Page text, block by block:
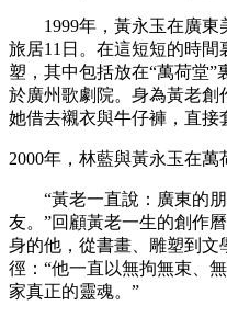
1999年，黃永玉在廣東
旅居11日。在這短短的時
塑，其中包括放在“萬荷堂
於廣州歌劇院。身為黃老創
她借去襯衣與牛仔褲，直接
2000年，林藍與黃永玉在萬
“黃老一直說：廣東的朋
友。”回顧黃老一生的創作
身的他，從書畫、雕塑到文
徑：“他一直以無拘無束、
家真正的靈魂。”